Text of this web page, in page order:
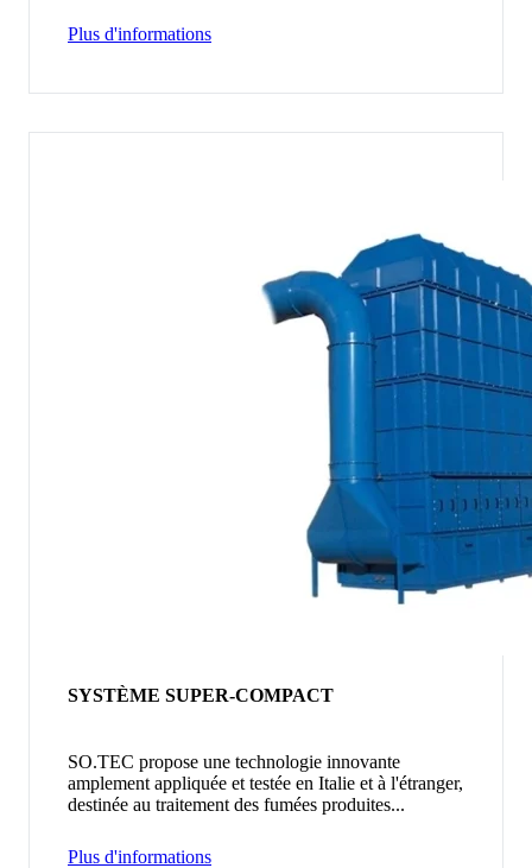
Plus d'informations
SYSTÈME SUPER-COMPACT
SO.TEC propose une technologie innovante
amplement appliquée et testée en Italie et à l'étranger,
destinée au traitement des fumées produites...
Plus d'informations